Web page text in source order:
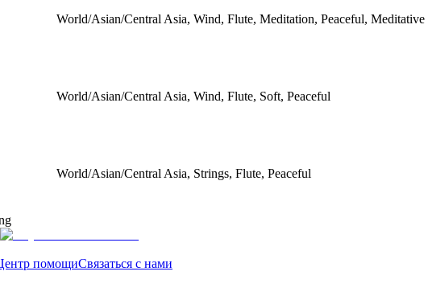
World/Asian/Central Asia, Wind, Flute, Meditation, Peaceful, Meditative
World/Asian/Central Asia, Wind, Flute, Soft, Peaceful
World/Asian/Central Asia, Strings, Flute, Peaceful
помощиСвязаться с нами